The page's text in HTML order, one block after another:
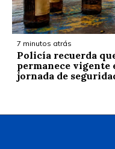
7 minutos atrás
Policía recuerda
permanece
jornada de